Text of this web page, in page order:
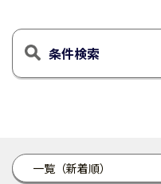
一覧（新着順）
条件検索